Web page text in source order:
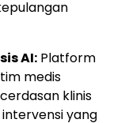
AI: Platform
medis
klinis
yang